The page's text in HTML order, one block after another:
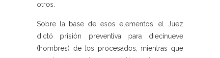
otros.
Sobre la base de esos elementos, el Juez
dictó prisión preventiva para diecinueve
(hombres) de los procesados, mientras que